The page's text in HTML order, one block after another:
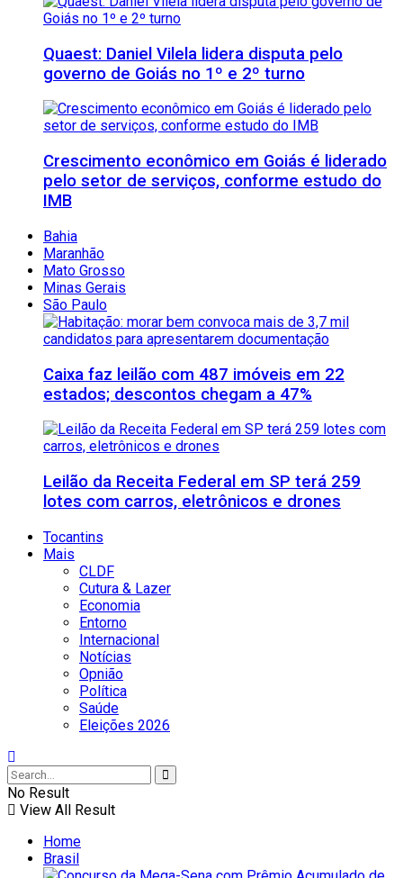
Quaest: Daniel Vilela lidera disputa pelo
governo de Goiás no 1º e 2º turno
Crescimento econômico em Goiás é liderado
pelo setor de serviços, conforme estudo do
IMB
Bahia
Maranhão
Mato Grosso
Minas Gerais
São Paulo
Caixa faz leilão com 487 imóveis em 22
estados; descontos chegam a 47%
Leilão da Receita Federal em SP terá 259
lotes com carros, eletrônicos e drones
Tocantins
Mais
CLDF
Cutura & Lazer
Economia
Entorno
Internacional
Notícias
Opnião
Política
Saúde
Eleições 2026
No Result
View All Result
Home
Brasil